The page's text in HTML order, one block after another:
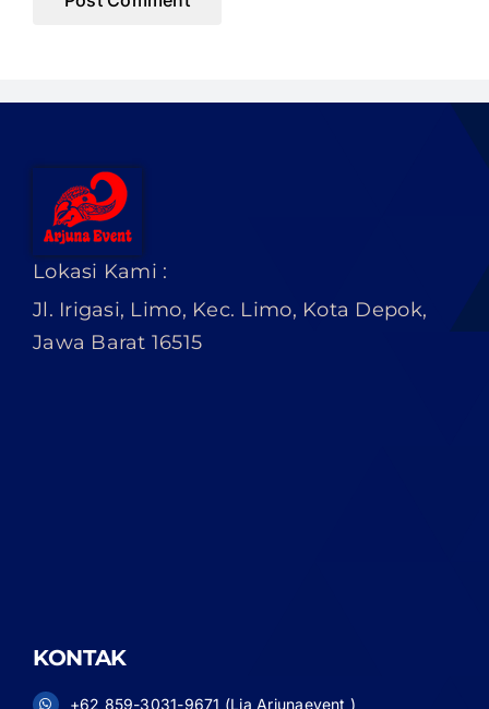
Lokasi Kami :
Jl. Irigasi, Limo, Kec. Limo, Kota Depok,
Jawa Barat 16515
KONTAK
+62 859-3031-9671 (Lia Arjunaevent )